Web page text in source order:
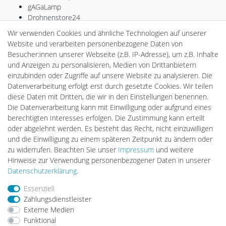
gAGaLamp
Drohnenstore24
MeinUSB
Batteriespeicher
PlentiSolar
Gebrauchtlicht
Ledkauf
DEYESOLAR
Lightech Connect
CardanLight Europe
FORTIMO LEDs
LED-RETROSHOP
Wallbox24
Impressum
Barrierefreiheitserklärung
Wir verwenden Cookies und ähnliche Technologien auf unserer
Website und verarbeiten personenbezogene Daten von
Besucher:innen unserer Webseite (z.B. IP-Adresse), um z.B. Inhalte
und Anzeigen zu personalisieren, Medien von Drittanbietern
einzubinden oder Zugriffe auf unsere Website zu analysieren. Die
Datenverarbeitung erfolgt erst durch gesetzte Cookies. Wir teilen
diese Daten mit Dritten, die wir in den Einstellungen benennen.
Die Datenverarbeitung kann mit Einwilligung oder aufgrund eines
berechtigten Interesses erfolgen. Die Zustimmung kann erteilt
oder abgelehnt werden. Es besteht das Recht, nicht einzuwilligen
und die Einwilligung zu einem späteren Zeitpunkt zu ändern oder
zu widerrufen. Beachten Sie unser Impressum und weitere
Hinweise zur Verwendung personenbezogener Daten in unserer
Daten­schutz­erklärung.
Essenziell
Zahlungsdienstleister
Externe Medien
Funktional